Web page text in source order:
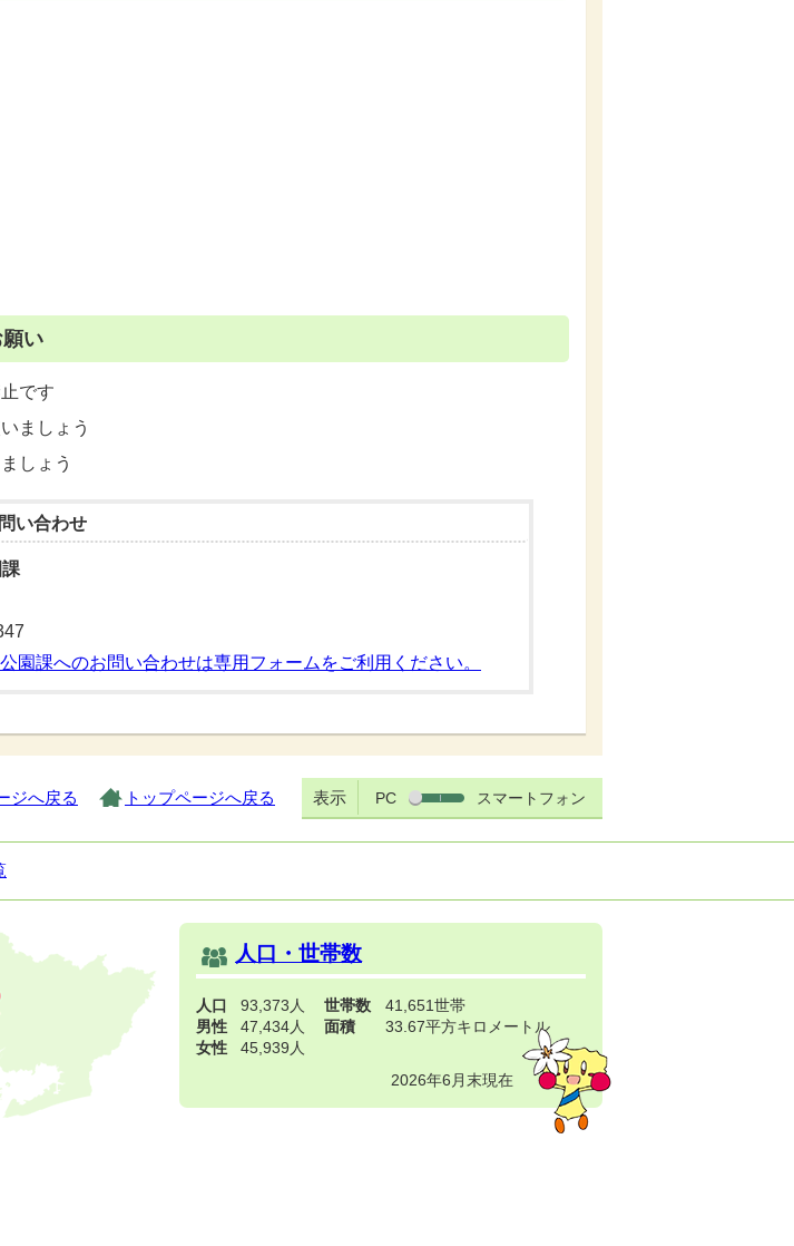
い
です
ましょう
しょう
い合わせ
課へのお問い合わせは専用フォームをご利用ください。
ジへ戻る トップページへ戻る 表示 PC スマートフォン
人口・世帯数
人口
93,373人
男性
47,434人
女性
45,939人
世帯数
41,651世帯
面積
33.67平方キロメートル
2026年6月末現在